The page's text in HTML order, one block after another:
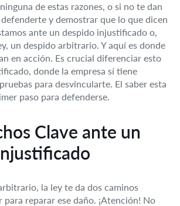
de estas razones, o si no te dan
y demostrar que lo que dicen
ante un despido injustificado o,
un despido arbitrario. Y aquí es donde
en acción. Es crucial diferenciar esto
donde la empresa sí tiene
para desvincularte. El saber esta
paso para defenderse.
Clave ante un
la ley te da dos caminos
para reparar ese daño. ¡Atención! No